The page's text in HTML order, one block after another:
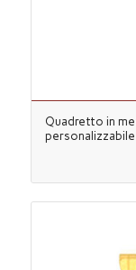
Quadretto in
personalizzabile